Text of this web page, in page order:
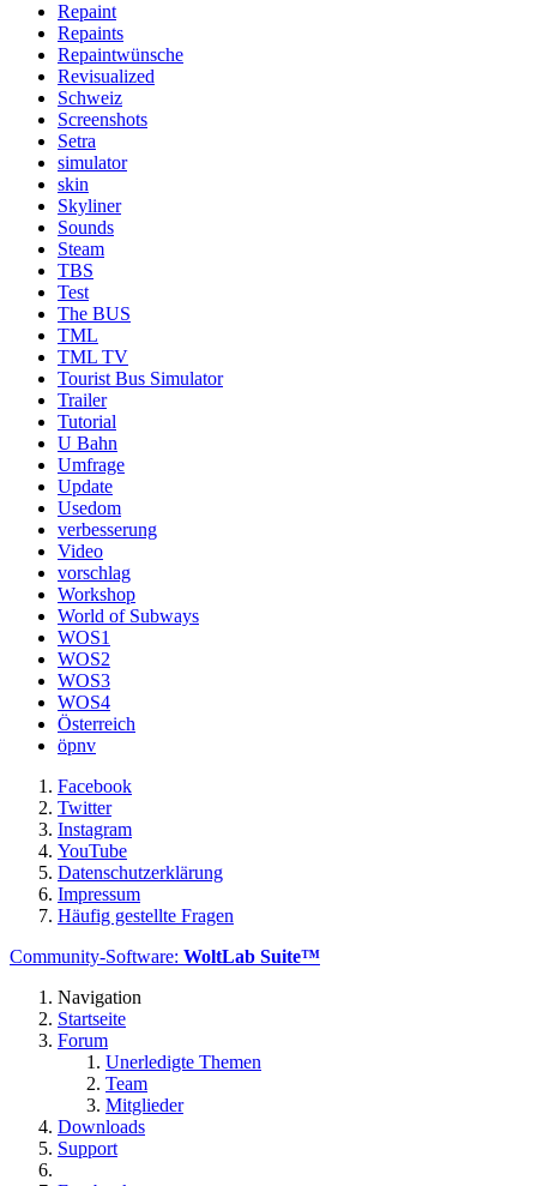
Repaint
Repaints
Repaintwünsche
Revisualized
Schweiz
Screenshots
Setra
simulator
skin
Skyliner
Sounds
Steam
TBS
Test
The BUS
TML
TML TV
Tourist Bus Simulator
Trailer
Tutorial
U Bahn
Umfrage
Update
Usedom
verbesserung
Video
vorschlag
Workshop
World of Subways
WOS1
WOS2
WOS3
WOS4
Österreich
öpnv
Facebook
Twitter
Instagram
YouTube
Datenschutzerklärung
Impressum
Häufig gestellte Fragen
Community-Software: WoltLab Suite™
Navigation
Startseite
Forum
Unerledigte Themen
Team
Mitglieder
Downloads
Support